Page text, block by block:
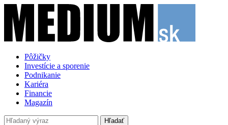
Pôžičky
Investície a sporenie
Podnikanie
Kariéra
Financie
Magazín
Hľadať